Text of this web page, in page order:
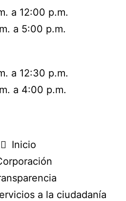
a 12:00 p.m.
a 5:00 p.m.
a 12:30 p.m.
a 4:00 p.m.
Inicio
a la ciudadanía